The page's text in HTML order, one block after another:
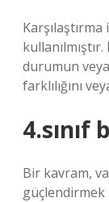
durumun veya
farklılığını
4.sınıf
Bir kavram,
güçlendirmek